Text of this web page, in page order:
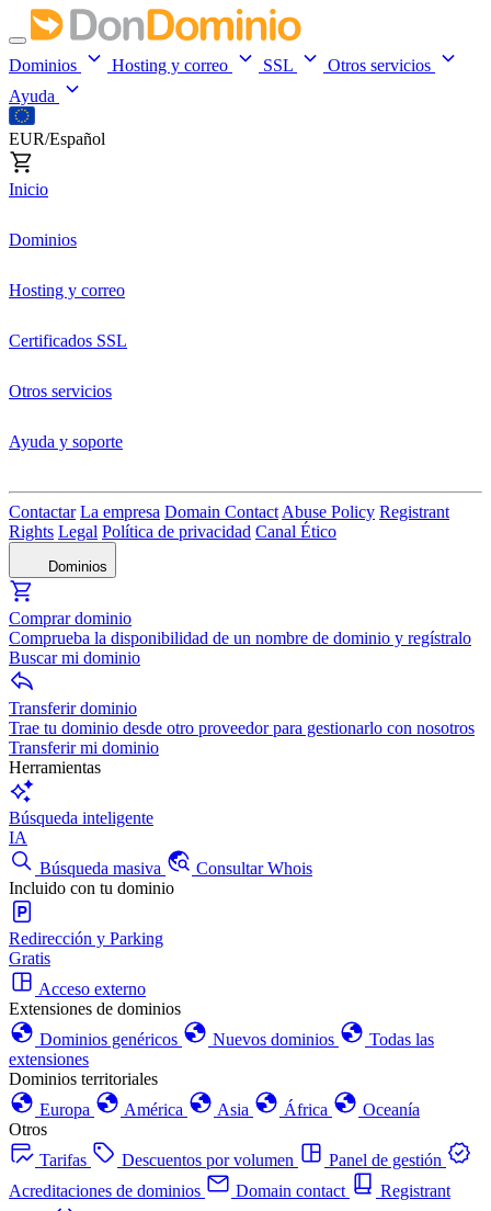
Dominios Hosting y correo SSL
Otros servicios
Ayuda
EUR/Español
Inicio
Dominios
Hosting y correo
Certificados SSL
Otros servicios
Ayuda y soporte
Contactar La empresa Domain Contact Abuse Policy Registrant
Rights Legal Política de privacidad Canal Ético
Dominios
Comprar dominio
Comprueba la disponibilidad de un nombre de dominio y regístralo
Buscar mi dominio
Transferir dominio
Trae tu dominio desde otro proveedor para gestionarlo con nosotros
Transferir mi dominio
Herramientas
Búsqueda inteligente
IA
Búsqueda masiva
Consultar Whois
Incluido con tu dominio
Redirección y Parking
Gratis
Acceso externo
Extensiones de dominios
Dominios genéricos
Nuevos dominios
Todas las
extensiones
Dominios territoriales
Europa
América Asia África
Oceanía
Otros
Tarifas
Descuentos por volumen
Panel de gestión
Acreditaciones de dominios
Domain contact
Registrant